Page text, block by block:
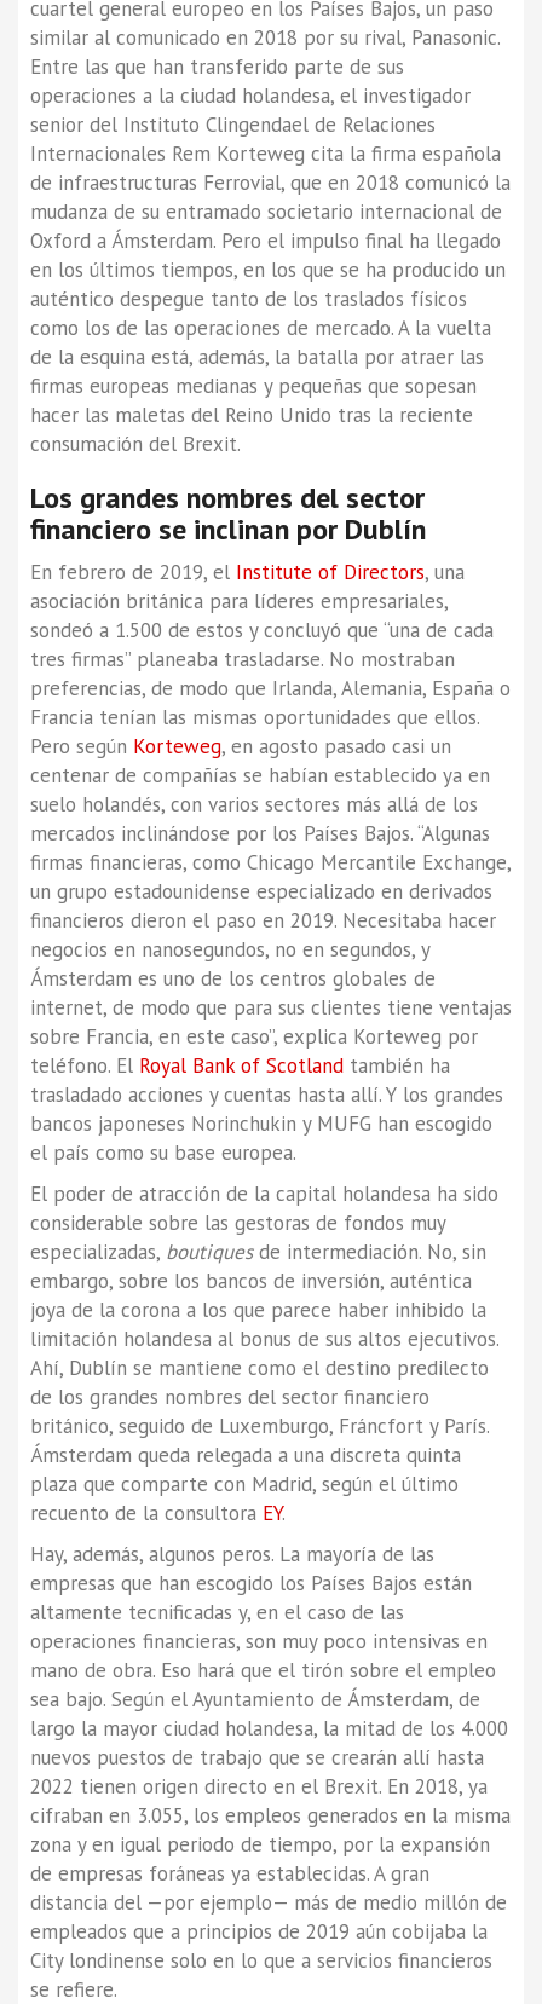
cuartel general europeo en los Países Bajos, un paso
similar al comunicado en 2018 por su rival, Panasonic.
Entre las que han transferido parte de sus
operaciones a la ciudad holandesa, el investigador
senior del Instituto Clingendael de Relaciones
Internacionales Rem Korteweg cita la firma española
de infraestructuras Ferrovial, que en 2018 comunicó la
mudanza de su entramado societario internacional de
Oxford a Ámsterdam. Pero el impulso final ha llegado
en los últimos tiempos, en los que se ha producido un
auténtico despegue tanto de los traslados físicos
como los de las operaciones de mercado. A la vuelta
de la esquina está, además, la batalla por atraer las
firmas europeas medianas y pequeñas que sopesan
hacer las maletas del Reino Unido tras la reciente
consumación del Brexit.
Los grandes nombres del sector
financiero se inclinan por Dublín
En febrero de 2019, el Institute of Directors, una
asociación británica para líderes empresariales,
sondeó a 1.500 de estos y concluyó que “una de cada
tres firmas” planeaba trasladarse. No mostraban
preferencias, de modo que Irlanda, Alemania, España o
Francia tenían las mismas oportunidades que ellos.
Pero según Korteweg, en agosto pasado casi un
centenar de compañías se habían establecido ya en
suelo holandés, con varios sectores más allá de los
mercados inclinándose por los Países Bajos. “Algunas
firmas financieras, como Chicago Mercantile Exchange,
un grupo estadounidense especializado en derivados
financieros dieron el paso en 2019. Necesitaba hacer
negocios en nanosegundos, no en segundos, y
Ámsterdam es uno de los centros globales de
internet, de modo que para sus clientes tiene ventajas
sobre Francia, en este caso”, explica Korteweg por
teléfono. El Royal Bank of Scotland también ha
trasladado acciones y cuentas hasta allí. Y los grandes
bancos japoneses Norinchukin y MUFG han escogido
el país como su base europea.
El poder de atracción de la capital holandesa ha sido
considerable sobre las gestoras de fondos muy
especializadas, boutiquesde intermediación. No, sin
embargo, sobre los bancos de inversión, auténtica
joya de la corona a los que parece haber inhibido la
limitación holandesa al bonus de sus altos ejecutivos.
Ahí, Dublín se mantiene como el destino predilecto
de los grandes nombres del sector financiero
británico, seguido de Luxemburgo, Fráncfort y París.
Ámsterdam queda relegada a una discreta quinta
plaza que comparte con Madrid, según el último
recuento de la consultora EY.
Hay, además, algunos peros. La mayoría de las
empresas que han escogido los Países Bajos están
altamente tecnificadas y, en el caso de las
operaciones financieras, son muy poco intensivas en
mano de obra. Eso hará que el tirón sobre el empleo
sea bajo. Según el Ayuntamiento de Ámsterdam, de
largo la mayor ciudad holandesa, la mitad de los 4.000
nuevos puestos de trabajo que se crearán allí hasta
2022 tienen origen directo en el Brexit. En 2018, ya
cifraban en 3.055, los empleos generados en la misma
zona y en igual periodo de tiempo, por la expansión
de empresas foráneas ya establecidas. A gran
distancia del —por ejemplo— más de medio millón de
empleados que a principios de 2019 aún cobijaba la
City londinense solo en lo que a servicios financieros
se refiere.